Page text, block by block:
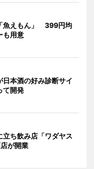
魚えもん」 399円均
も用意
本酒の好み診断サイ
て開発
ち飲み店「ワダヤス
が開業